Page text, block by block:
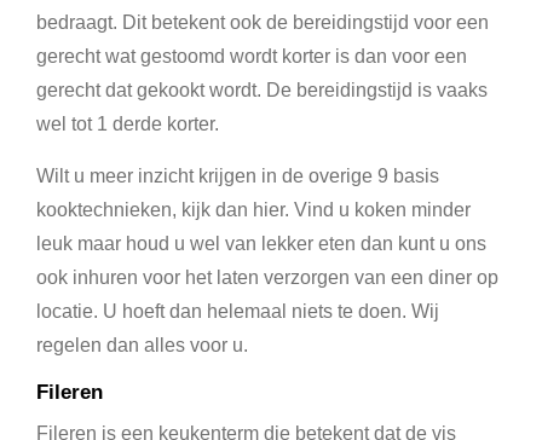
bedraagt. Dit betekent ook de bereidingstijd voor een
gerecht wat gestoomd wordt korter is dan voor een
gerecht dat gekookt wordt. De bereidingstijd is vaaks
wel tot 1 derde korter.
Wilt u meer inzicht krijgen in de overige 9 basis
kooktechnieken, kijk dan hier. Vind u koken minder
leuk maar houd u wel van lekker eten dan kunt u ons
ook inhuren voor het laten verzorgen van een diner op
locatie. U hoeft dan helemaal niets te doen. Wij
regelen dan alles voor u.
Fileren
Fileren is een keukenterm die betekent dat de vis